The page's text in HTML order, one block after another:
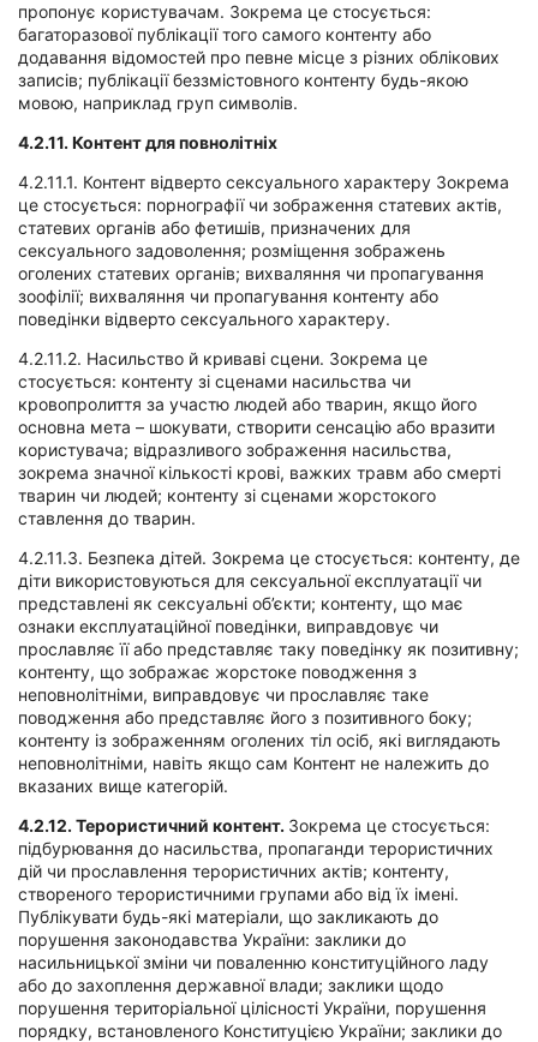
пропонує користувачам. Зокрема це стосується:
багаторазової публікації того самого контенту або
додавання відомостей про певне місце з різних облікових
записів; публікації беззмістовного контенту будь-якою
мовою, наприклад груп символів.
4.2.11. Контент для повнолітніх
4.2.11.1. Контент відверто сексуального характеру Зокрема
це стосується: порнографії чи зображення статевих актів,
статевих органів або фетишів, призначених для
сексуального задоволення; розміщення зображень
оголених статевих органів; вихваляння чи пропагування
зоофілії; вихваляння чи пропагування контенту або
поведінки відверто сексуального характеру.
4.2.11.2. Насильство й криваві сцени. Зокрема це
стосується: контенту зі сценами насильства чи
кровопролиття за участю людей або тварин, якщо його
основна мета – шокувати, створити сенсацію або вразити
користувача; відразливого зображення насильства,
зокрема значної кількості крові, важких травм або смерті
тварин чи людей; контенту зі сценами жорстокого
ставлення до тварин.
4.2.11.3. Безпека дітей. Зокрема це стосується: контенту, де
діти використовуються для сексуальної експлуатації чи
представлені як сексуальні об’єкти; контенту, що має
ознаки експлуатаційної поведінки, виправдовує чи
прославляє її або представляє таку поведінку як позитивну;
контенту, що зображає жорстоке поводження з
неповнолітніми, виправдовує чи прославляє таке
поводження або представляє його з позитивного боку;
контенту із зображенням оголених тіл осіб, які виглядають
неповнолітніми, навіть якщо сам Контент не належить до
вказаних вище категорій.
4.2.12. Терористичний контент. Зокрема це стосується:
підбурювання до насильства, пропаганди терористичних
дій чи прославлення терористичних актів; контенту,
створеного терористичними групами або від їх імені.
Публікувати будь-які матеріали, що закликають до
порушення законодавства України: заклики до
насильницької зміни чи поваленню конституційного ладу
або до захоплення державної влади; заклики щодо
порушення територіальної цілісності України, порушення
порядку, встановленого Конституцією України; заклики до